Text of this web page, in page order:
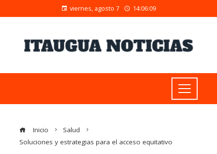
viernes, agosto 7 14:06:10
Inicio
Salud
Soluciones y estrategias para el acceso equitativo